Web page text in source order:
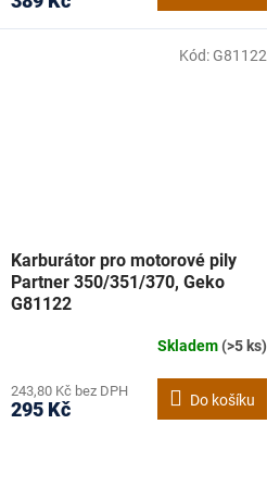
Karburátor pro motorové pily
Partner 350/351/370, Geko
G81122
Skladem(>5 ks)
243,80 Kč bez DPH
295 Kč Do košíku
Kód: G81122